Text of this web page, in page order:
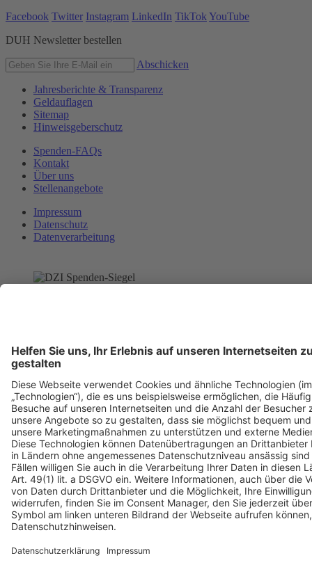
Facebook Twitter Instagram LinkedIn TikTok YouTube
DUH Newsletter bestellen
Abschicken
Jahresberichte & Transparenz
Geldauflagen
Sitemap
Hinweisgeberschutz
Spenden-FAQs
Kontakt
Über uns
Stellenangebote
Impressum
Datenschutz
Datenverarbeitung
© Copyright 1999 - 2026 Deutsche Umwelthilfe e.V.